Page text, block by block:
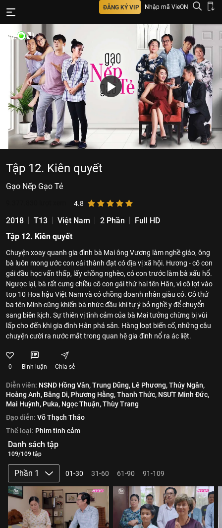
ĐĂNG KÝ VIP Nhập mã VieON
Tập 12. Kiên quyết
Gạo Nếp Gạo Tẻ
4.8
2018 T13 Việt Nam 2 Phần
Full HD
Tập 12. Kiên quyết
Chuyện xoay quanh gia đình bà Mai ông Vương làm nghề giáo, ông
bà luôn mong ước con cái thành đạt có địa vị xã hội. Hương - cô con
gái đầu học vấn thấp, lấy chồng nghèo, có con trước làm bà xấu hổ.
Ngược lại, bà rất cưng chiều cô con gái thứ hai tên Hân, vì cô lọt vào
top 10 Hoa hậu Việt Nam và có chồng doanh nhân giàu có. Cô thứ
ba tên Minh cũng khiến bà nhức đầu khi tự ý bỏ nghề y để chuyển
sang biên kịch. Sự thiên vị tình cảm của bà Mai tưởng chừng bị vùi
lấp cho đến khi gia đình Hân phá sản. Hàng loạt biến cố, những câu
chuyện cười ra nước mắt trong quan hệ gia đình nổ ra ác liệt.
0 Bình luận Chia sẻ
Diễn viên: NSND Hồng Vân,Trung Dũng, Lê Phương,Thúy Ngân,
Hoàng Anh, Băng Di, Phương Hằng,Thanh Thức, NSƯT Minh Đức,
Mai Huỳnh, Puka, Ngọc Thuận,Thùy Trang
Đạo diễn: Võ Thạch Thảo
Thể loại: Phim tình cảm
Danh sách tập
109/109 tập
Phần 1 01-30 31-60 61-90 91-109